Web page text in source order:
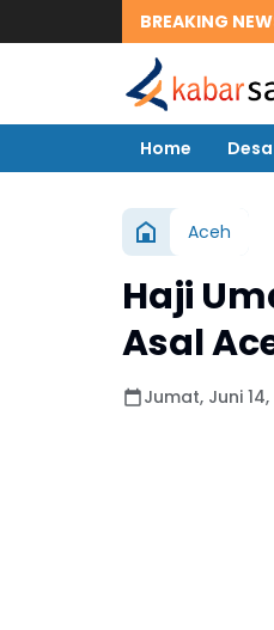
BREAKING
Home Desa
Aceh
Haji
Asal
Jumat, Juni